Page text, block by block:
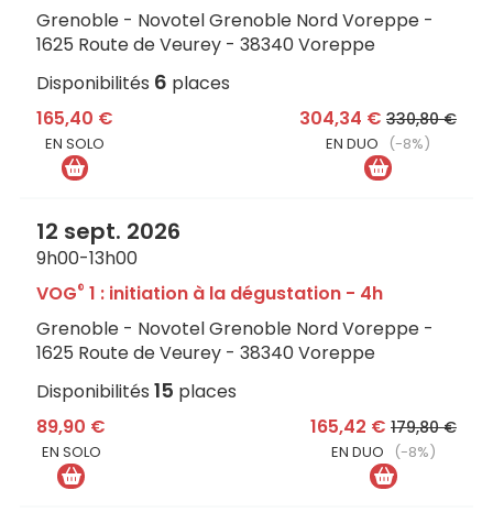
Grenoble - Novotel Grenoble Nord Voreppe -
1625 Route de Veurey - 38340 Voreppe
Disponibilités 6 places
165,40 €
EN SOLO
304,34 € 330,80 €
EN DUO (-8%)
12 sept. 2026
9h00-13h00
VOG® 1 : initiation à la dégustation - 4h
Grenoble - Novotel Grenoble Nord Voreppe -
1625 Route de Veurey - 38340 Voreppe
Disponibilités 15 places
89,90 €
EN SOLO
165,42 € 179,80 €
EN DUO (-8%)